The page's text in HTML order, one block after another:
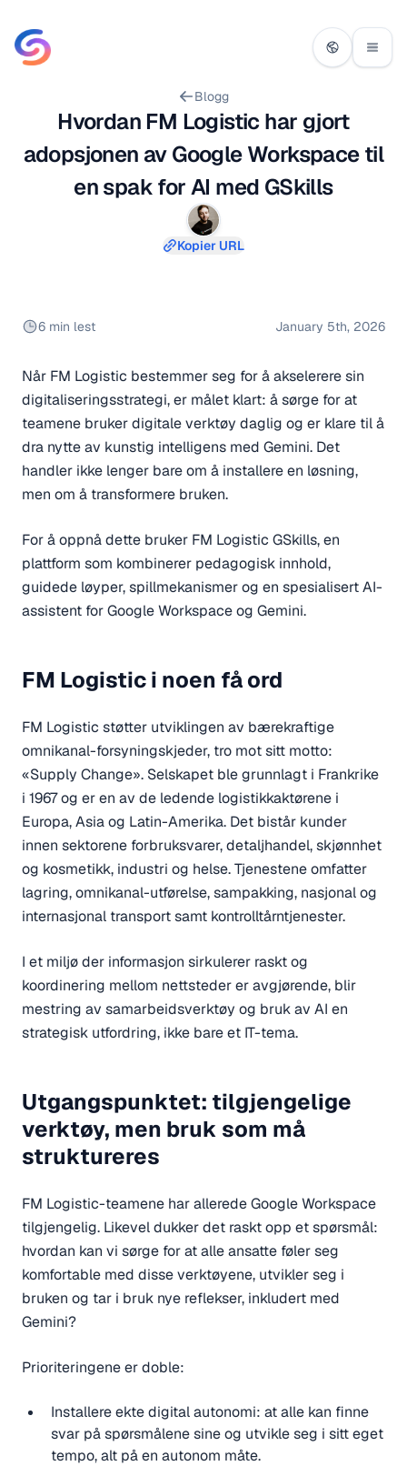
Blogg
Hvordan FM Logistic har gjort
adopsjonen av Google Workspace til
en spak for AI med GSkills
Kopier URL
6 min lest January 5th, 2026
Når FM Logistic bestemmer seg for å akselerere sin
digitaliseringsstrategi, er målet klart: å sørge for at
teamene bruker digitale verktøy daglig og er klare til å
dra nytte av kunstig intelligens med Gemini. Det
handler ikke lenger bare om å installere en løsning,
men om å transformere bruken.
For å oppnå dette bruker FM Logistic GSkills, en
plattform som kombinerer pedagogisk innhold,
guidede løyper, spillmekanismer og en spesialisert AI-
assistent for Google Workspace og Gemini.
FM Logistic i noen få ord
FM Logistic støtter utviklingen av bærekraftige
omnikanal-forsyningskjeder, tro mot sitt motto:
«Supply Change». Selskapet ble grunnlagt i Frankrike
i 1967 og er en av de ledende logistikkaktørene i
Europa, Asia og Latin-Amerika. Det bistår kunder
innen sektorene forbruksvarer, detaljhandel, skjønnhet
og kosmetikk, industri og helse. Tjenestene omfatter
lagring, omnikanal-utførelse, sampakking, nasjonal og
internasjonal transport samt kontrolltårntjenester.
I et miljø der informasjon sirkulerer raskt og
koordinering mellom nettsteder er avgjørende, blir
mestring av samarbeidsverktøy og bruk av AI en
strategisk utfordring, ikke bare et IT-tema.
Utgangspunktet: tilgjengelige
verktøy, men bruk som må
struktureres
FM Logistic-teamene har allerede Google Workspace
tilgjengelig. Likevel dukker det raskt opp et spørsmål:
hvordan kan vi sørge for at alle ansatte føler seg
komfortable med disse verktøyene, utvikler seg i
bruken og tar i bruk nye reflekser, inkludert med
Gemini?
Prioriteringene er doble:
Installere ekte digital autonomi: at alle kan finne
svar på spørsmålene sine og utvikle seg i sitt eget
tempo, alt på en autonom måte.